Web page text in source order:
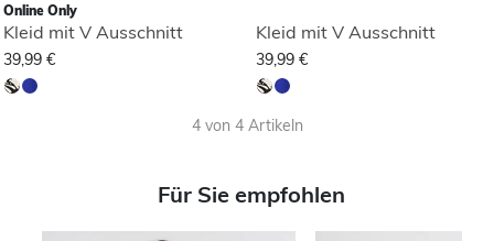
Online Only
Kleid mit V Ausschnitt
39,99 €
Kleid mit V Ausschnitt
39,99 €
4 von 4 Artikeln
Für Sie empfohlen